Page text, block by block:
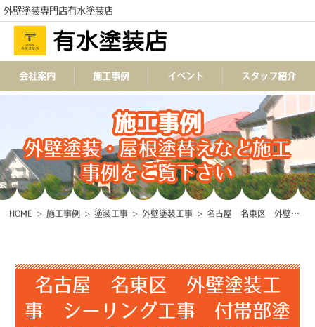
外壁塗装専門店有水塗装店
TEL
会社案内 施工事例 イベント スタッフ紹介
施工事例
外壁塗装・屋根塗替えなど施工
事例をご覧下さい
HOME > 施工事例 > 塗装工事 >外壁塗装工事 >名古屋 名東区 外壁塗装工事 シーリング工事 付帯部塗装工事 防水工事 外構塗装工事 ♢
名古屋 名東区 外壁塗装工
事 シーリング工事 付帯部塗